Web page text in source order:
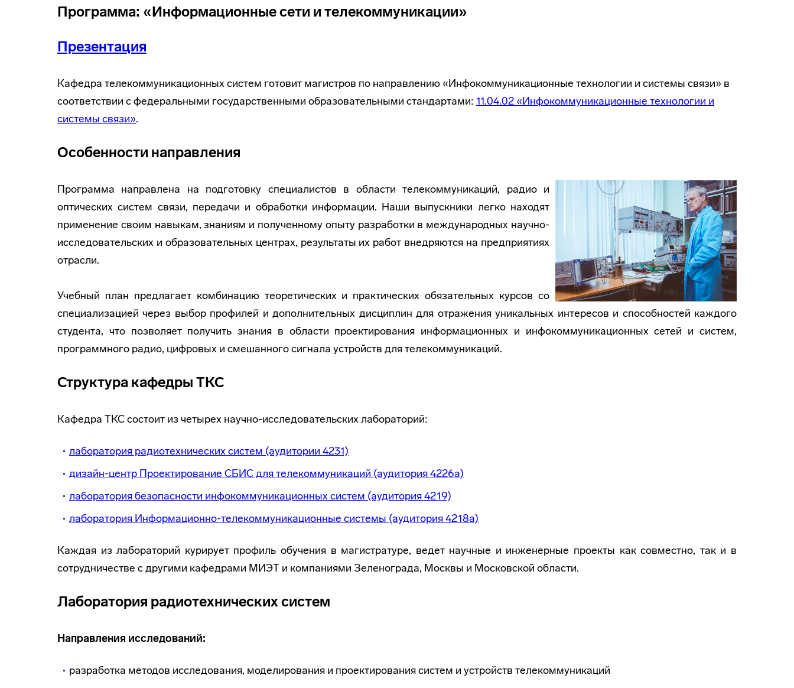
Программа: «Информационные сети и телекоммуникации»
Презентация
Кафедра телекоммуникационных систем готовит магистров по направлению «Инфокоммуникационные технологии и системы связи» в
соответствии с федеральными государственными образовательными стандартами: 11.04.02 «Инфокоммуникационные технологии и
системы связи».
Особенности направления
Программа направлена на подготовку специалистов в области телекоммуникаций, радио и
оптических систем связи, передачи и обработки информации. Наши выпускники легко находят
применение своим навыкам, знаниям и полученному опыту разработки в международных научно-
исследовательских и образовательных центрах, результаты их работ внедряются на предприятиях
отрасли.
Учебный план предлагает комбинацию теоретических и практических обязательных курсов со
специализацией через выбор профилей и дополнительных дисциплин для отражения уникальных интересов и способностей каждого
студента, что позволяет получить знания в области проектирования информационных и инфокоммуникационных сетей и систем,
программного радио, цифровых и смешанного сигнала устройств для телекоммуникаций.
Структура кафедры ТКС
Кафедра ТКС состоит из четырех научно-исследовательских лабораторий:
лаборатория радиотехнических систем (аудитории 4231)
дизайн-центр Проектирование СБИС для телекоммуникаций (аудитория 4226а)
лаборатория безопасности инфокоммуникационных систем (аудитория 4219)
лаборатория Информационно-телекоммуникационные системы (аудитория 4218а)
Каждая из лабораторий курирует профиль обучения в магистратуре, ведет научные и инженерные проекты как совместно, так и в
сотрудничестве с другими кафедрами МИЭТ и компаниями Зеленограда, Москвы и Московской области.
Лаборатория радиотехнических систем
Направления исследований:
разработка методов исследования, моделирования и проектирования систем и устройств телекоммуникаций